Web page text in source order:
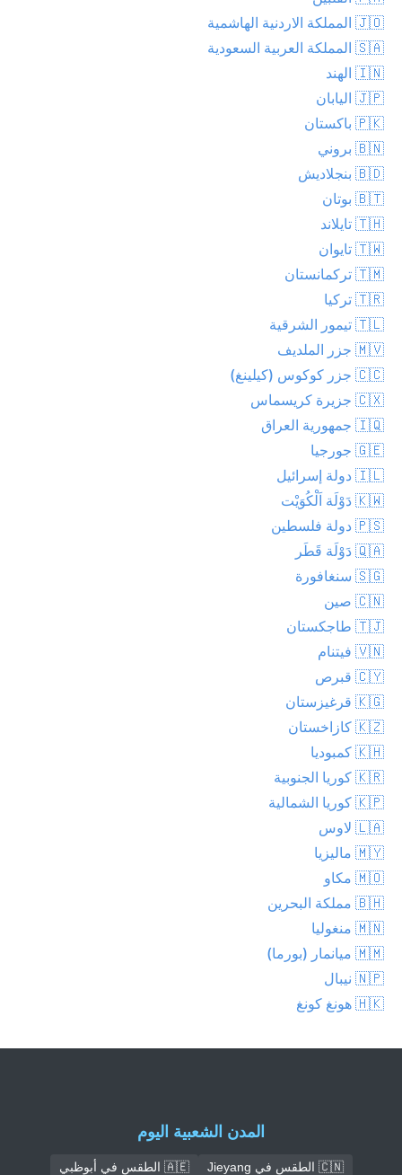
🇯🇴 المملكة الاردنية الهاشمية
🇸🇦 المملكة العربية السعودية
🇮🇳 الهند
🇯🇵 اليابان
🇵🇰 باكستان
🇧🇳 بروني
🇧🇩 بنجلاديش
🇧🇹 بوتان
🇹🇭 تايلاند
🇹🇼 تايوان
🇹🇲 تركمانستان
🇹🇷 تركيا
🇹🇱 تيمور الشرقية
🇲🇻 جزر الملديف
🇨🇨 جزر كوكوس (كيلينغ)
🇨🇽 جزيرة كريسماس
🇮🇶 جمهورية العراق
🇬🇪 جورجيا
🇮🇱 دولة إسرائيل
🇰🇼 دَوْلَة اَلْكُوَيْت
🇵🇸 دولة فلسطين
🇶🇦 دَوْلَة قَطَر
🇸🇬 سنغافورة
🇨🇳 صين
🇹🇯 طاجكستان
🇻🇳 فيتنام
🇨🇾 قبرص
🇰🇬 قرغيزستان
🇰🇿 كازاخستان
🇰🇭 كمبوديا
🇰🇷 كوريا الجنوبية
🇰🇵 كوريا الشمالية
🇱🇦 لاوس
🇲🇾 ماليزيا
🇲🇴 مكاو
🇧🇭 مملكة البحرين
🇲🇳 منغوليا
🇲🇲 ميانمار (بورما)
🇳🇵 نيبال
🇭🇰 هونغ كونغ
المدن الشعبية اليوم
🇨🇳 الطقس في Jieyang
🇦🇪 الطقس في أبوظبي